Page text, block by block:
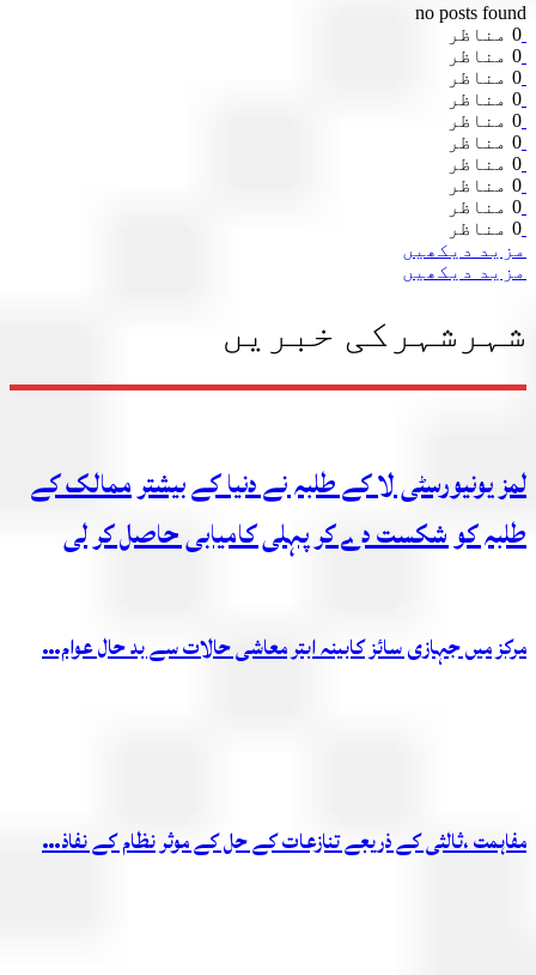
no posts found
0 مناظر
0 مناظر
0 مناظر
0 مناظر
0 مناظر
0 مناظر
0 مناظر
0 مناظر
0 مناظر
0 مناظر
مزید دیکھیں
مزید دیکھیں
شہرشہرکی خبریں
لمز یونیورسٹی لا کے طلبہ نے دنیا کے بیشتر ممالک کے
طلبہ کو شکست دے کر پہلی کامیابی حاصل کر لی
مرکز میں جہازی سائز کابینہ ابتر معاشی حالات سے بد حال عوام…
مفاہمت ،ثالثی کے ذریعے تنازعات کے حل کے موثر نظام کے نفاذ…